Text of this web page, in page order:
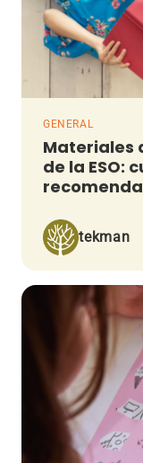
GENERAL
Materiales
de la ESO:
tekman